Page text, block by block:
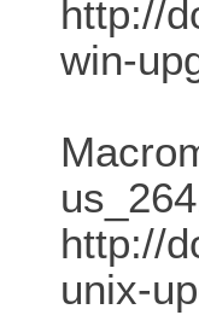
http://
win-
http://
unix-